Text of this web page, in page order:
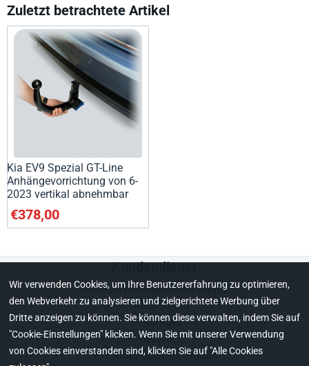
Zuletzt betrachtete Artikel
Kia EV9 Spezial GT-Line
Anhängevorrichtung von 6-
2023 vertikal abnehmbar
€378,00
Kundendienst
Mehrwertsteuerfreie Käufe
Mein Konto
Kontakt
Bezahlen
Häufig gestellte Fragen
Wir verwenden Cookies, um Ihre Benutzererfahrung zu optimieren,
den Webverkehr zu analysieren und zielgerichtete Werbung über
Dritte anzeigen zu können. Sie können diese verwalten, indem Sie auf
"Cookie-Einstellungen" klicken. Wenn Sie mit unserer Verwendung
von Cookies einverstanden sind, klicken Sie auf "Alle Cookies